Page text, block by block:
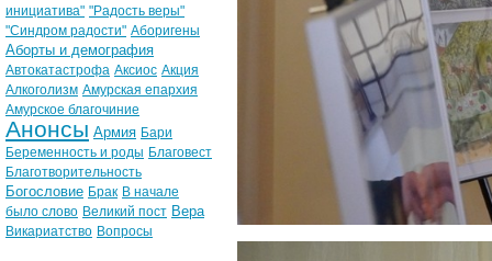
инициатива" "Радость веры"
"Синдром радости" Аборигены
Аборты и демография
Автокатастрофа Аксиос Акция
Алкоголизм Амурская епархия
Амурское благочиние
Анонсы Армия Бари
Беременность и роды Благовест
Благотворительность
Богословие Брак В начале
было слово Великий пост Вера
Викариатство Вопросы